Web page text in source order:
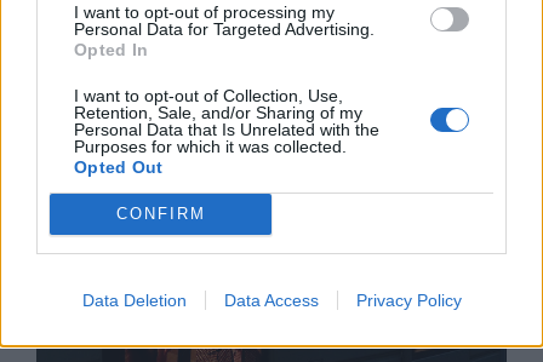
I want to opt-out of processing my
Personal Data for Targeted Advertising.
Opted In
I want to opt-out of Collection, Use,
Retention, Sale, and/or Sharing of my
Personal Data that Is Unrelated with the
Purposes for which it was collected.
Opted Out
CONFIRM
Data Deletion Data Access Privacy Policy
Доналд Тръмп обува американците